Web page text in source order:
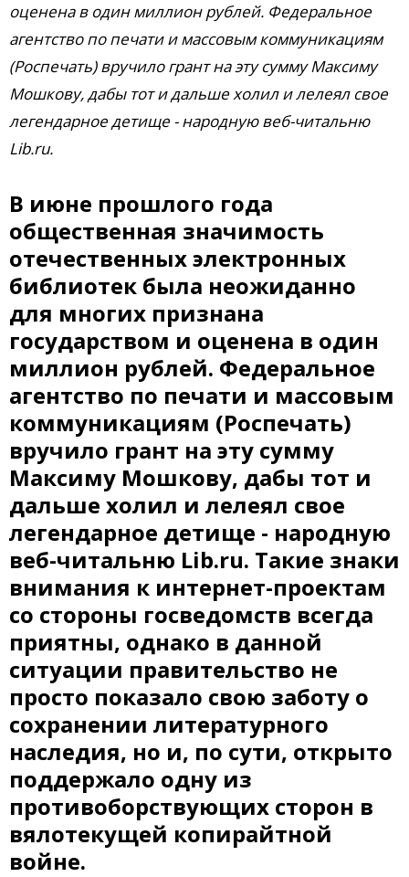
оценена в один миллион рублей. Федеральное
агентство по печати и массовым коммуникациям
(Роспечать) вручило грант на эту сумму Максиму
Мошкову, дабы тот и дальше холил и лелеял свое
легендарное детище - народную веб-читальню
Lib.ru.
В июне прошлого года
общественная значимость
отечественных электронных
библиотек была неожиданно
для многих признана
государством и оценена в один
миллион рублей. Федеральное
агентство по печати и массовым
коммуникациям (Роспечать)
вручило грант на эту сумму
Максиму Мошкову, дабы тот и
дальше холил и лелеял свое
легендарное детище - народную
веб-читальню Lib.ru. Такие знаки
внимания к интернет-проектам
со стороны госведомств всегда
приятны, однако в данной
ситуации правительство не
просто показало свою заботу о
сохранении литературного
наследия, но и, по сути, открыто
поддержало одну из
противоборствующих сторон в
вялотекущей копирайтной
войне.